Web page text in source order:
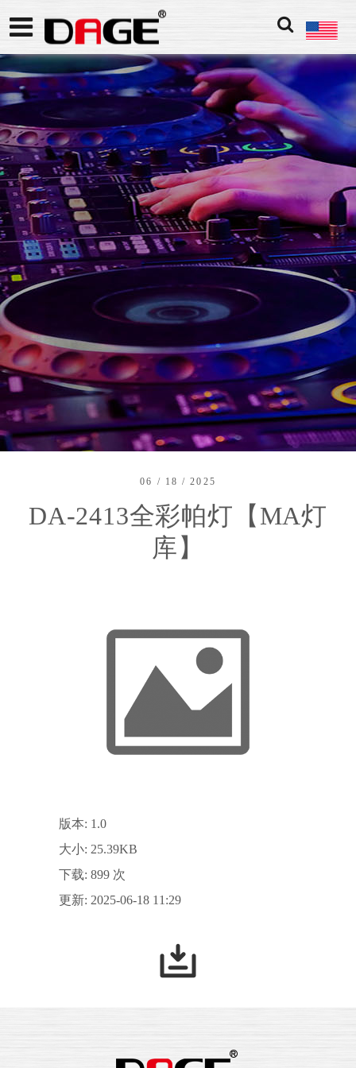
06 / 18 / 2025
DA-2413全彩帕灯【MA灯
库】
版本: 1.0
大小: 25.39KB
下载: 899 次
更新: 2025-06-18 11:29